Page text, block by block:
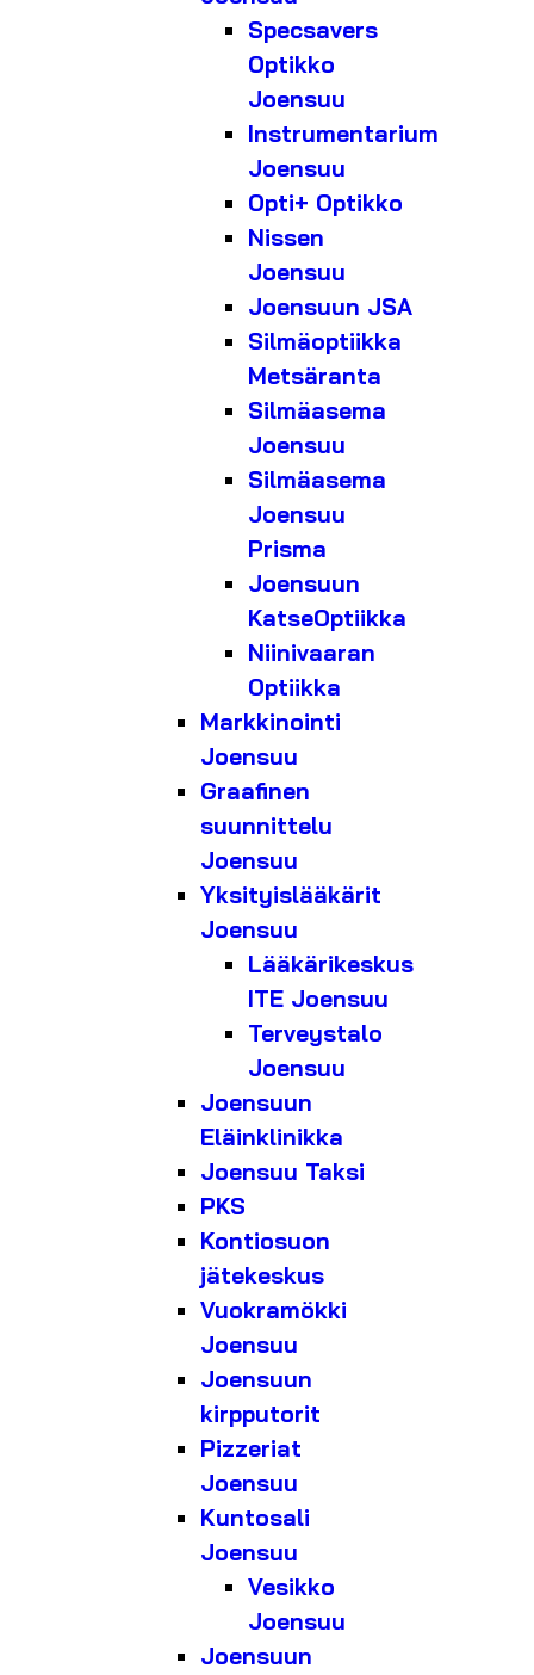
Specsavers
Optikko
Joensuu
Instrumentarium
Joensuu
Opti+ Optikko
Nissen
Joensuu
Joensuun JSA
Silmäoptiikka
Metsäranta
Silmäasema
Joensuu
Silmäasema
Joensuu
Prisma
Joensuun
KatseOptiikka
Niinivaaran
Optiikka
Markkinointi
Joensuu
Graafinen
suunnittelu
Joensuu
Yksityislääkärit
Joensuu
Lääkärikeskus
ITE Joensuu
Terveystalo
Joensuu
Joensuun
Eläinklinikka
Joensuu Taksi
PKS
Kontiosuon
jätekeskus
Vuokramökki
Joensuu
Joensuun
kirpputorit
Pizzeriat
Joensuu
Kuntosali
Joensuu
Vesikko
Joensuu
Joensuun